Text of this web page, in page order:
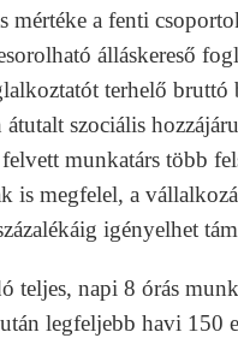
mértéke a fenti
álláskereső
terhelő bruttó
átutalt szociális
munkatárs több
is megfelel, a
igényelhet
teljes, napi 8 órás
legfeljebb havi 150